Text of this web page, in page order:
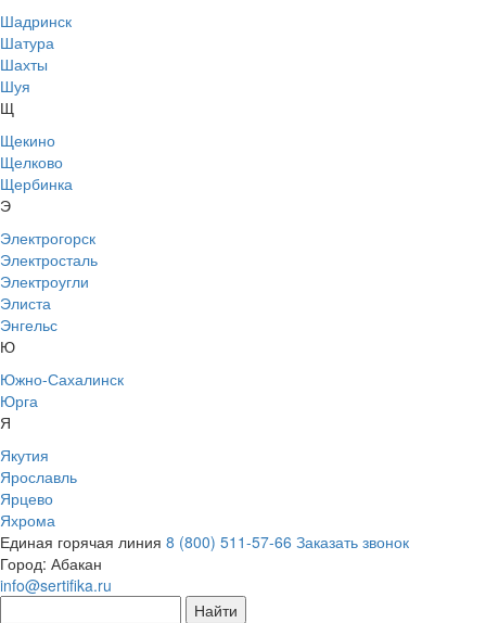
Шадринск
Шатура
Шахты
Шуя
Щ
Щекино
Щелково
Щербинка
Э
Электрогорск
Электросталь
Электроугли
Элиста
Энгельс
Ю
Южно-Сахалинск
Юрга
Я
Якутия
Ярославль
Ярцево
Яхрома
Единая горячая линия 8 (800) 511-57-66 Заказать звонок
Город: Абакан
info@sertifika.ru